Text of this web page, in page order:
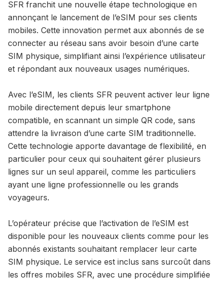
SFR franchit une nouvelle étape technologique en
annonçant le lancement de l’eSIM pour ses clients
mobiles. Cette innovation permet aux abonnés de se
connecter au réseau sans avoir besoin d’une carte
SIM physique, simplifiant ainsi l’expérience utilisateur
et répondant aux nouveaux usages numériques.
Avec l’eSIM, les clients SFR peuvent activer leur ligne
mobile directement depuis leur smartphone
compatible, en scannant un simple QR code, sans
attendre la livraison d’une carte SIM traditionnelle.
Cette technologie apporte davantage de flexibilité, en
particulier pour ceux qui souhaitent gérer plusieurs
lignes sur un seul appareil, comme les particuliers
ayant une ligne professionnelle ou les grands
voyageurs.
L’opérateur précise que l’activation de l’eSIM est
disponible pour les nouveaux clients comme pour les
abonnés existants souhaitant remplacer leur carte
SIM physique. Le service est inclus sans surcoût dans
les offres mobiles SFR, avec une procédure simplifiée